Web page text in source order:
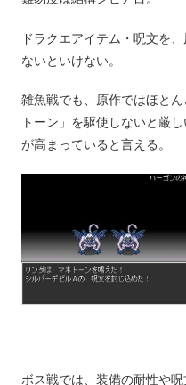
ドラクエアイテム・呪文を
ないといけない。
雑魚戦でも、原作ではほと
トーン」を駆使しないと厳
が高まっていると言える。
ボス戦では、装備の耐性や